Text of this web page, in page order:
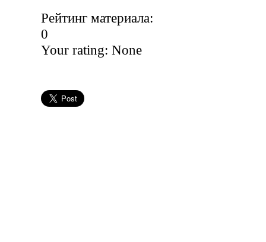
Рейтинг материала:
0
Your rating: None